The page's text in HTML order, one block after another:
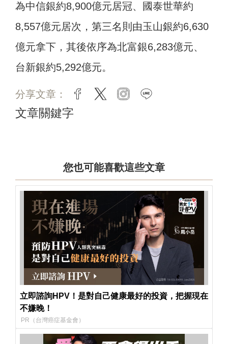
為中信銀約8,900億元居冠、國泰世華約
8,557億元居次，第三名則由玉山銀約6,630
億元拿下，其後依序為北富銀6,283億元、
台新銀約5,292億元。
分享文章： facebook
twitter instagram
文章關鍵字
您也可能喜歡這些文章
立即諮詢HPV！是對自己健康最好的投資，把握現在
不嫌晚！
PR（台灣癌症基金會）